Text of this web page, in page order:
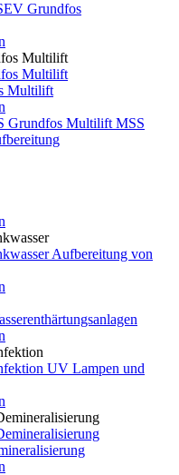
Grundfos
Multilift
Grundfos Multilift MSS
Aufbereitung von
UV Lampen und